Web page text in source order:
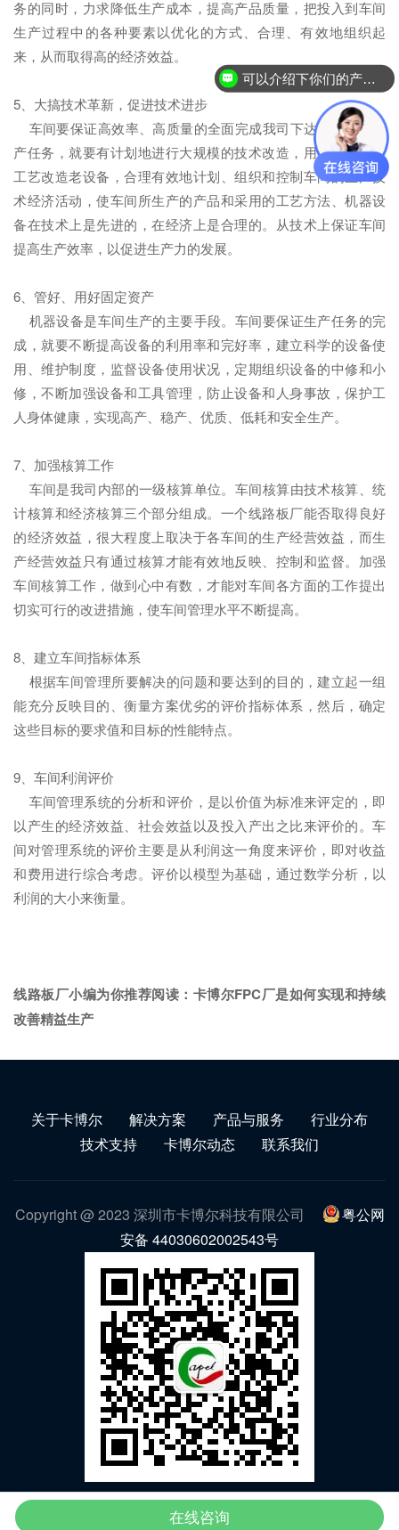
务的同时，力求降低生产成本，提高产品质量，把投入到车间
生产过程中的各种要素以优化的方式、合理、有效地组织起
来，从而取得高的经济效益。
5、大搞技术革新，促进技术进步
车间要保证高效率、高质量的全面完成我司下达给车间的生
产任务，就要有计划地进行大规模的技术改造，用新技术、新
工艺改造老设备，合理有效地计划、组织和控制车间的生产技
术经济活动，使车间所生产的产品和采用的工艺方法、机器设
备在技术上是先进的，在经济上是合理的。从技术上保证车间
提高生产效率，以促进生产力的发展。
6、管好、用好固定资产
机器设备是车间生产的主要手段。车间要保证生产任务的完
成，就要不断提高设备的利用率和完好率，建立科学的设备使
用、维护制度，监督设备使用状况，定期组织设备的中修和小
修，不断加强设备和工具管理，防止设备和人身事故，保护工
人身体健康，实现高产、稳产、优质、低耗和安全生产。
7、加强核算工作
车间是我司内部的一级核算单位。车间核算由技术核算、统
计核算和经济核算三个部分组成。一个线路板厂能否取得良好
的经济效益，很大程度上取决于各车间的生产经营效益，而生
产经营效益只有通过核算才能有效地反映、控制和监督。加强
车间核算工作，做到心中有数，才能对车间各方面的工作提出
切实可行的改进措施，使车间管理水平不断提高。
8、建立车间指标体系
根据车间管理所要解决的问题和要达到的目的，建立起一组
能充分反映目的、衡量方案优劣的评价指标体系，然后，确定
这些目标的要求值和目标的性能特点。
9、车间利润评价
车间管理系统的分析和评价，是以价值为标准来评定的，即
以产生的经济效益、社会效益以及投入产出之比来评价的。车
间对管理系统的评价主要是从利润这一角度来评价，即对收益
和费用进行综合考虑。评价以模型为基础，通过数学分析，以
利润的大小来衡量。
线路板厂小编为你推荐阅读： 卡博尔FPC厂是如何实现和持续
改善精益生产
关于卡博尔 解决方案 产品与服务
行业分布
技术支持
卡博尔动态 联系我们
Copyright @ 2023 深圳市卡博尔科技有限公司
粤公网
安备 44030602002543号
微信公众号
可以介绍下你们的产品么？
在线咨询